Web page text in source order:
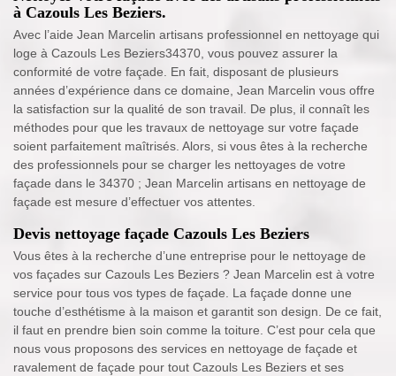
à Cazouls Les Beziers.
Avec l’aide Jean Marcelin artisans professionnel en nettoyage qui
loge à Cazouls Les Beziers34370, vous pouvez assurer la
conformité de votre façade. En fait, disposant de plusieurs
années d’expérience dans ce domaine, Jean Marcelin vous offre
la satisfaction sur la qualité de son travail. De plus, il connaît les
méthodes pour que les travaux de nettoyage sur votre façade
soient parfaitement maîtrisés. Alors, si vous êtes à la recherche
des professionnels pour se charger les nettoyages de votre
façade dans le 34370 ; Jean Marcelin artisans en nettoyage de
façade est mesure d’effectuer vos attentes.
Devis nettoyage façade Cazouls Les Beziers
Vous êtes à la recherche d’une entreprise pour le nettoyage de
vos façades sur Cazouls Les Beziers ? Jean Marcelin est à votre
service pour tous vos types de façade. La façade donne une
touche d’esthétisme à la maison et garantit son design. De ce fait,
il faut en prendre bien soin comme la toiture. C’est pour cela que
nous vous proposons des services en nettoyage de façade et
ravalement de façade pour tout Cazouls Les Beziers et ses